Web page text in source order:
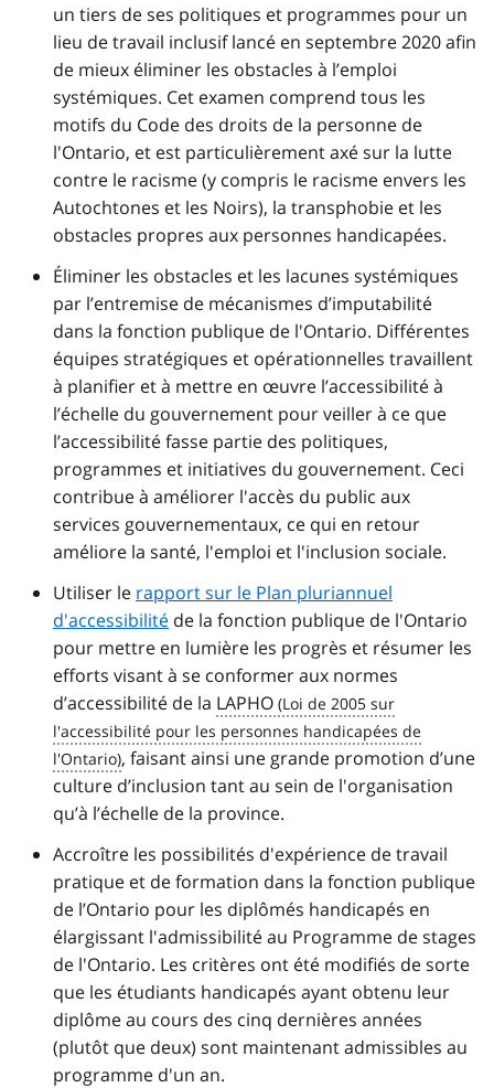
un tiers de ses politiques et programmes pour un
lieu de travail inclusif lancé en septembre 2020 afin
de mieux éliminer les obstacles à l’emploi
systémiques. Cet examen comprend tous les
motifs du Code des droits de la personne de
l'Ontario, et est particulièrement axé sur la lutte
contre le racisme (y compris le racisme envers les
Autochtones et les Noirs), la transphobie et les
obstacles propres aux personnes handicapées.
Éliminer les obstacles et les lacunes systémiques
par l’entremise de mécanismes d’imputabilité
dans la fonction publique de l'Ontario. Différentes
équipes stratégiques et opérationnelles travaillent
à planifier et à mettre en œuvre l’accessibilité à
l’échelle du gouvernement pour veiller à ce que
l’accessibilité fasse partie des politiques,
programmes et initiatives du gouvernement. Ceci
contribue à améliorer l'accès du public aux
services gouvernementaux, ce qui en retour
améliore la santé, l'emploi et l'inclusion sociale.
Utiliser le rapport sur le Plan pluriannuel
d'accessibilité de la fonction publique de l'Ontario
pour mettre en lumière les progrès et résumer les
efforts visant à se conformer aux normes
d’accessibilité de la LAPHO
, faisant ainsi une grande promotion d’une
culture d’inclusion tant au sein de l'organisation
qu’à l’échelle de la province.
Accroître les possibilités d'expérience de travail
pratique et de formation dans la fonction publique
de l’Ontario pour les diplômés handicapés en
élargissant l'admissibilité au Programme de stages
de l'Ontario. Les critères ont été modifiés de sorte
que les étudiants handicapés ayant obtenu leur
diplôme au cours des cinq dernières années
(plutôt que deux) sont maintenant admissibles au
programme d'un an.